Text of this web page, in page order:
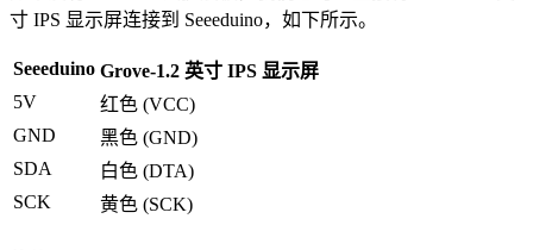
寸 IPS 显示屏连接到 Seeeduino，如下所示。
Seeeduino Grove-1.2 英寸 IPS 显示屏
5V
红色 (VCC)
GND
黑色 (GND)
SDA
白色 (DTA)
SCK
黄色 (SCK)